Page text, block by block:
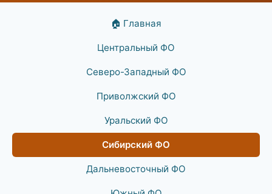
🏠 Главная
Центральный ФО
Северо-Западный ФО
Приволжский ФО
Уральский ФО
Сибирский ФО
Дальневосточный ФО